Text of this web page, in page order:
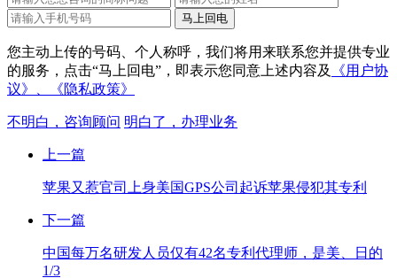
您主动上传的号码、个人称呼，我们将用来联系您并提供专业
的服务，点击“马上回电”，即表示您同意上述内容及
《用户协
议》、
《隐私政策》
不明白，咨询顾问 明白了，办理业务
上一篇
苹果又惹官司上身美国GPS公司起诉苹果侵犯其专利
下一篇
中国每万名研发人员仅有42名专利代理师，是美、日的
1/3